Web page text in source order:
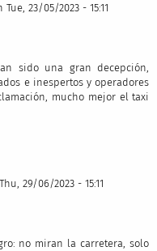
Tue, 23/05/2023 - 15:11
sido una gran decepción,
e inespertos y operadores
mucho mejor el taxi
29/06/2023 - 15:11
no miran la carretera, solo